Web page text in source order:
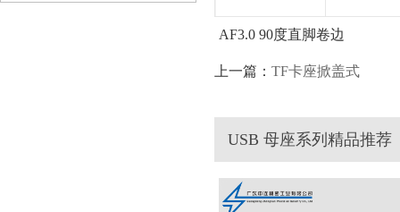
AF3.0 90度直脚卷边
上一篇： TF卡座掀盖式
USB 母座系列精品推荐